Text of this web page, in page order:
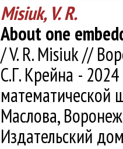
Misiuk, V. R.
About one
/ V. R. Misiuk //
С.Г. Крейна -
математической
Маслова,
Издательский